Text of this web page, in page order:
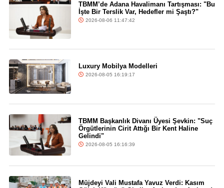
TBMM’de Adana Havalimanı Tartışması: "Bu
İşte Bir Terslik Var, Hedefler mi Şaştı?"
2026-08-06 11:47:42
Luxury Mobilya Modelleri
2026-08-05 16:19:17
TBMM Başkanlık Divanı Üyesi Şevkin: "Suç
Örgütlerinin Cirit Attığı Bir Kent Haline
Gelindi"
2026-08-05 16:16:39
Müjdeyi Vali Mustafa Yavuz Verdi: Kasım